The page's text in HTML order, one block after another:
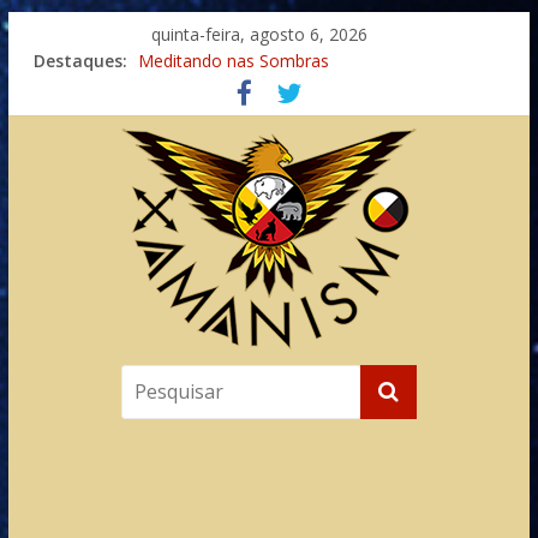
quinta-feira, agosto 6, 2026
Destaques: Meditando nas Sombras
Autosuficiência: A Jornada do Espírito Ancestral
Xamanismo Universal
Totens – Caminho Espiritual – Crescimento
Imaginação na Cura